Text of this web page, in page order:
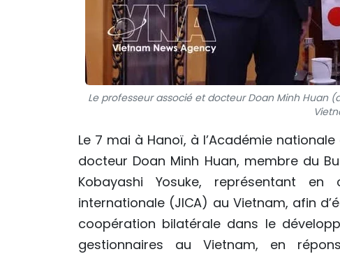
Le professeur associé et docteur Doan Minh Huan
Le 7 mai à Hanoï, à l’Académie
docteur Doan Minh Huan, membre du
Kobayashi Yosuke, représentant
internationale (JICA) au Vietnam, afin
coopération bilatérale dans le
gestionnaires au Vietnam, en